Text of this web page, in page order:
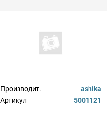
Производит.
ashika
Артикул
5001121